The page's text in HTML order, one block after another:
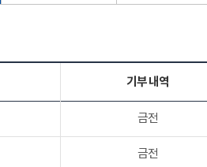
기부 내역
금전
금전